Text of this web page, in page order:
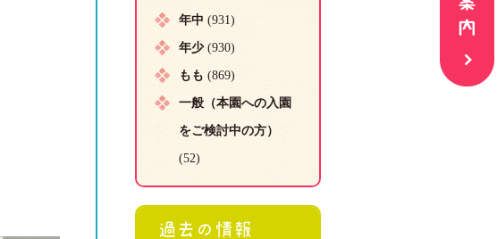
年中 (931)
年少(930)
もも (869)
一般（本園への入園
をご検討中の方）
(52)
過去の情報